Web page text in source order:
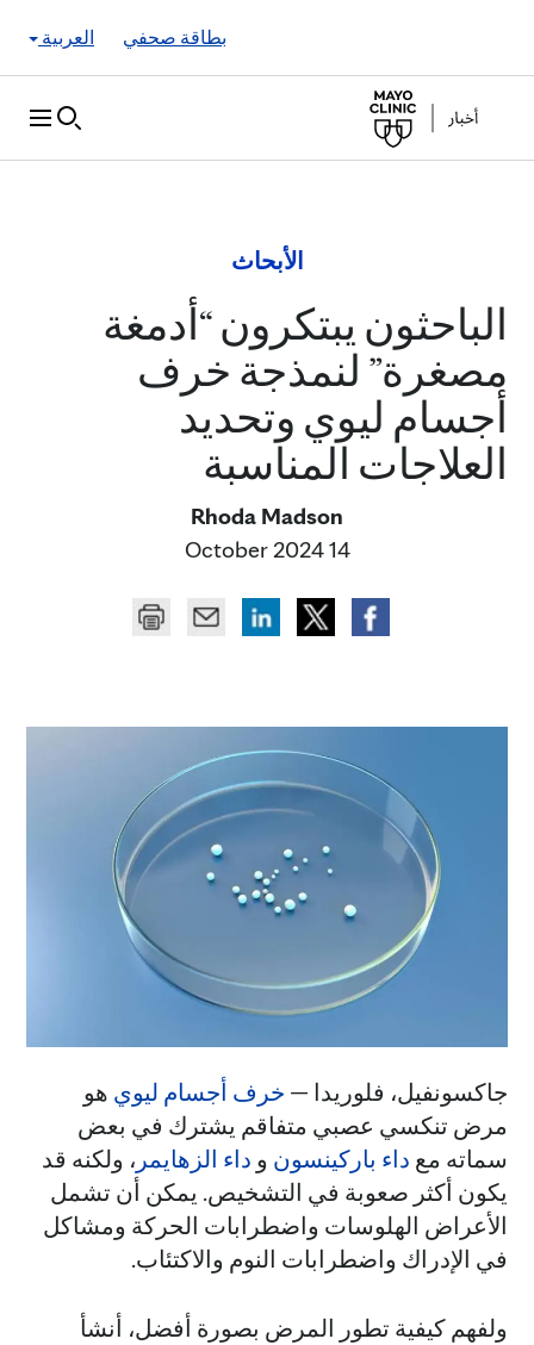
العربية
بطاقة صحفي
الأبحاث
الباحثون يبتكرون “أدمغة
مصغرة” لنمذجة خرف
أجسام ليوي وتحديد
العلاجات المناسبة
Rhoda Madson
14 October 2024
جاكسونفيل، فلوريدا — خرف أجسام ليوي هو
مرض تنكسي عصبي متفاقم يشترك في بعض
سماته مع داء باركينسون و داء الزهايمر ، ولكنه قد
يكون أكثر صعوبة في التشخيص. يمكن أن تشمل
الأعراض الهلوسات واضطرابات الحركة ومشاكل
في الإدراك واضطرابات النوم والاكتئاب.
ولفهم كيفية تطور المرض بصورة أفضل، أنشأ